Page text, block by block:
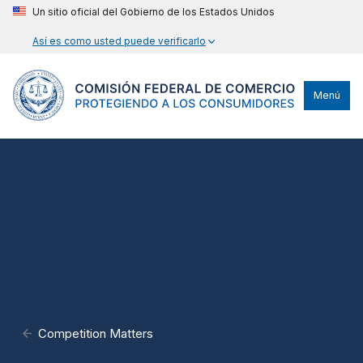
Un sitio oficial del Gobierno de los Estados Unidos
Así es como usted puede verificarlo
Menú
Competition Matters